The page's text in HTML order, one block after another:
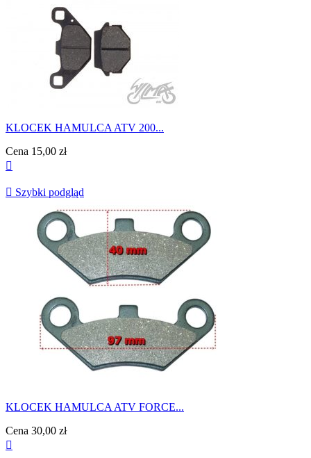
KLOCEK HAMULCA ATV 200...
Cena 15,00 zł

 Szybki podgląd
KLOCEK HAMULCA ATV FORCE...
Cena 30,00 zł
